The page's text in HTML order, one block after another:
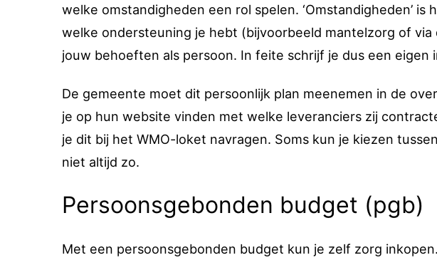
welke omstandigheden een rol spelen. ‘Omstandigheden’
welke ondersteuning je hebt (bijvoorbeeld mantelzorg of
jouw behoeften als persoon. In feite schrijf je dus een eigen
De gemeente moet dit persoonlijk plan meenemen in de
je op hun website vinden met welke leveranciers zij
je dit bij het WMO-loket navragen. Soms kun je kiezen
niet altijd zo.
Persoonsgebonden budget (pgb)
Met een persoonsgebonden budget kun je zelf zorg